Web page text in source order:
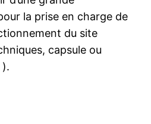
la prise en charge de
du site
capsule ou
).